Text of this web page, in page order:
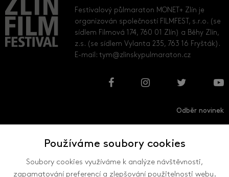
Festivalový půlmaraton MONET+ Zlín je
organizován společností FILMFEST, s.r.o. (se
sídlem Filmová 174, 760 01 Zlín) a Běhy Zlín,
z.s. (se sídlem Vylanta 235, 763 16 Fryšták).
E-mail:tym@zlinskypulmaraton.cz
Odběr novinek
Používáme soubory cookies
Soubory cookies využíváme k analýze návštěvnosti,
zapamatování preferencí a zlepšování použitelnosti webu.